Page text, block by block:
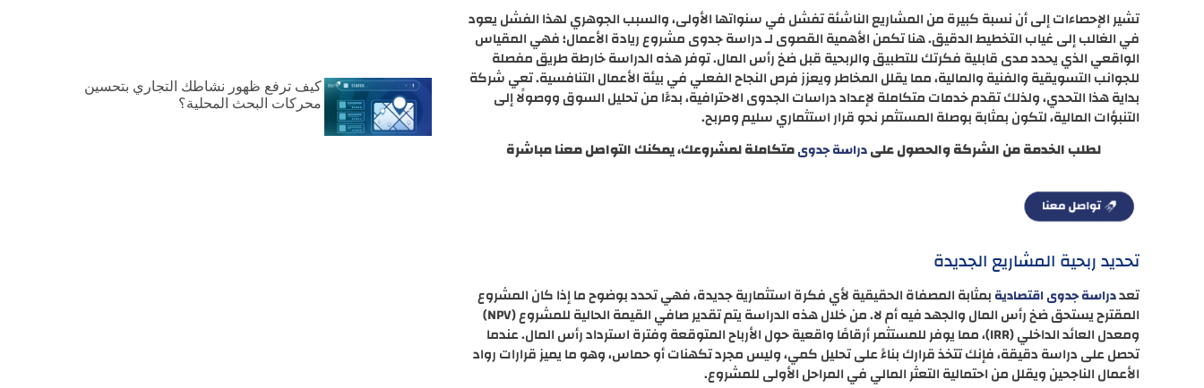
تشير الإحصاءات إلى أن نسبة كبيرة من المشاريع الناشئة تفشل في سنواتها الأولى، والسبب الجوهري لهذا الفشل يعود
في الغالب إلى غياب التخطيط الدقيق. هنا تكمن الأهمية القصوى لـ دراسة جدوى مشروع ريادة الأعمال؛ فهي المقياس
الواقعي الذي يحدد مدى قابلية فكرتك للتطبيق والربحية قبل ضخ رأس المال. توفر هذه الدراسة خارطة طريق مفصلة
للجوانب التسويقية والفنية والمالية، مما يقلل المخاطر ويعزز فرص النجاح الفعلي في بيئة الأعمال التنافسية. تعي شركة
بداية هذا التحدي، ولذلك تقدم خدمات متكاملة لإعداد دراسات الجدوى الاحترافية، بدءًا من تحليل السوق ووصولًا إلى
التنبؤات المالية، لتكون بمثابة بوصلة المستثمر نحو قرار استثماري سليم ومربح.
لطلب الخدمة من الشركة والحصول علىدراسة جدوىمتكاملة لمشروعك، يمكنك التواصل معنا مباشرة
تحديد ربحية المشاريع الجديدة
تعددراسة جدوى اقتصاديةبمثابة المصفاة الحقيقية لأي فكرة استثمارية جديدة، فهي تحدد بوضوح ما إذا كان المشروع
المقترح يستحق ضخ رأس المال والجهد فيه أم لا. من خلال هذه الدراسة يتم تقدير صافي القيمة الحالية للمشروع (NPV)
ومعدل العائد الداخلي (IRR)، مما يوفر للمستثمر أرقامًا واقعية حول الأرباح المتوقعة وفترة استرداد رأس المال. عندما
تحصل على دراسة دقيقة، فإنك تتخذ قرارك بناءً على تحليل كمي، وليس مجرد تكهنات أو حماس، وهو ما يميز قرارات رواد
الأعمال الناجحين ويقلل من احتمالية التعثر المالي في المراحل الأولى للمشروع.
كيف ترفع ظهور نشاطك التجاري بتحسين
محركات البحث المحلية؟